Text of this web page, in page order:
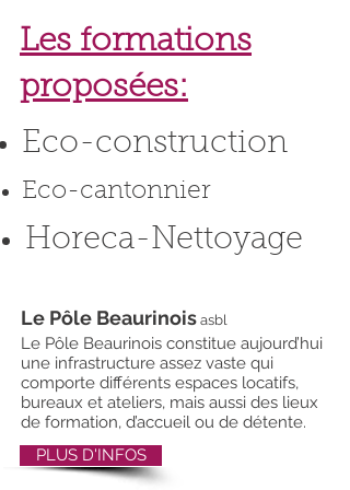
Les formations
proposées:
Eco-construction
Eco-cantonnier
Horeca-Nettoyage
Le Pôle Beaurinois asbl
Le Pôle Beaurinois constitue aujourd’hui
une infrastructure assez vaste qui
comporte différents espaces locatifs,
bureaux et ateliers, mais aussi des lieux
de formation, d’accueil ou de détente.
PLUS D'INFOS